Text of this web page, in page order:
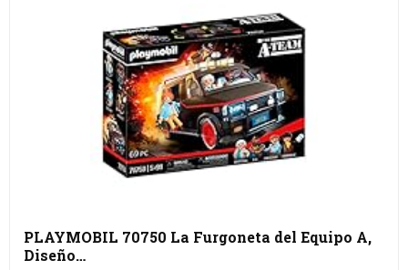
PLAYMOBIL 70750 La Furgoneta del Equipo A,
Diseño…